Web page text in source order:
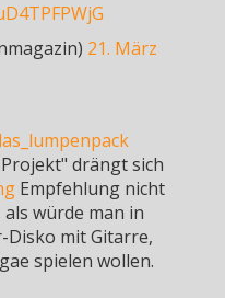
21. März
drängt sich
Empfehlung nicht
würde man in
Disko mit Gitarre,
spielen wollen.